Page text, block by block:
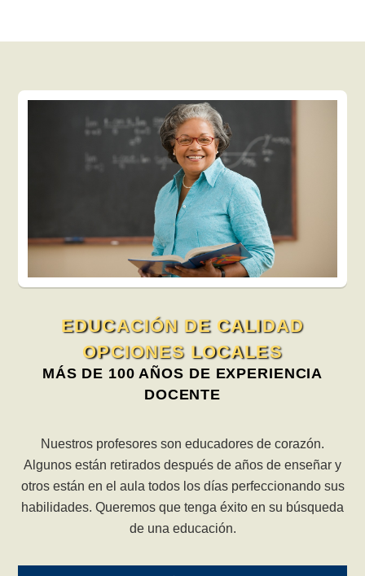
EDUCACIÓN DE CALIDAD
OPCIONES LOCALES
MÁS DE 100 AÑOS DE EXPERIENCIA
DOCENTE
Nuestros profesores son educadores de corazón.
Algunos están retirados después de años de enseñar y
otros están en el aula todos los días perfeccionando sus
habilidades. Queremos que tenga éxito en su búsqueda
de una educación.